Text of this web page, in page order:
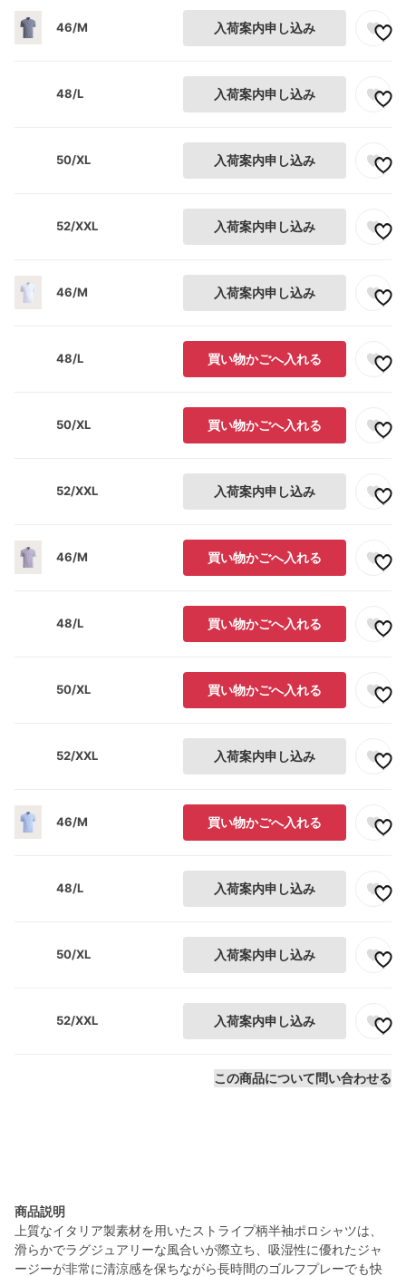
46/M 入荷案内申し込み
48/L 入荷案内申し込み
50/XL 入荷案内申し込み
52/XXL 入荷案内申し込み
46/M 入荷案内申し込み
48/L 買い物かごへ入れる
50/XL 買い物かごへ入れる
52/XXL 入荷案内申し込み
46/M 買い物かごへ入れる
48/L 買い物かごへ入れる
50/XL 買い物かごへ入れる
52/XXL 入荷案内申し込み
46/M 買い物かごへ入れる
48/L 入荷案内申し込み
50/XL 入荷案内申し込み
52/XXL 入荷案内申し込み
この商品について問い合わせる
商品説明
上質なイタリア製素材を用いたストライプ柄半袖ポロシャツは、
滑らかでラグジュアリーな風合いが際立ち、吸湿性に優れたジャ
ージーが非常に清涼感を保ちながら長時間のゴルフプレーでも快